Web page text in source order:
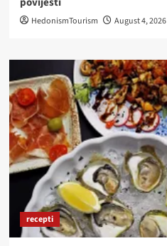
HedonismTourism August 4, 2026
recepti